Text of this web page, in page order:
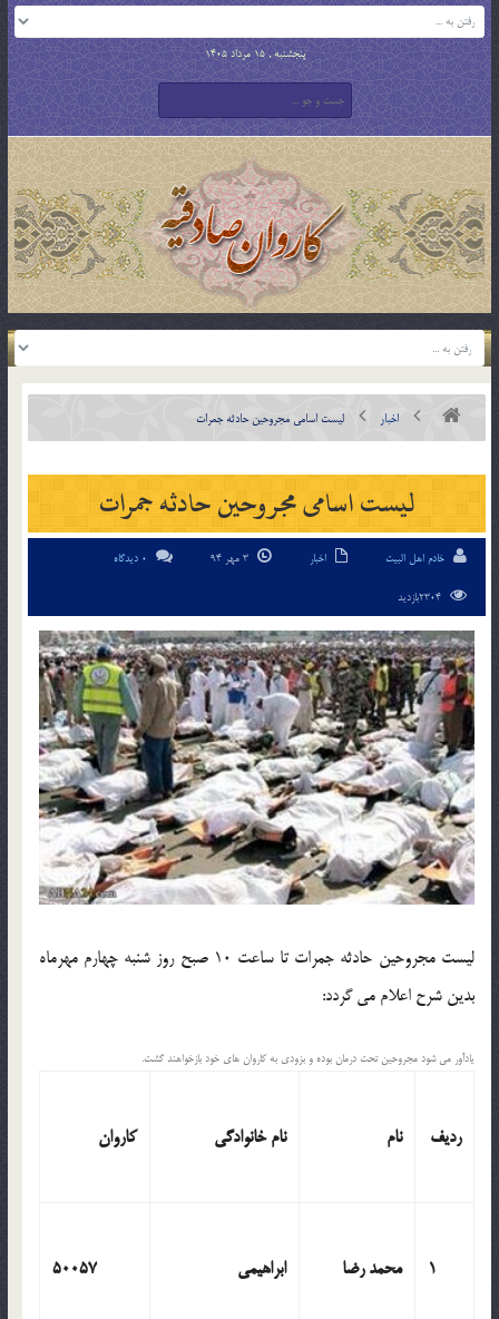
پنجشنبه , 15 مرداد 1405
اخبار لیست اسامی مجروحین حادثه جمرات
لیست اسامی مجروحین حادثه جمرات
خادم اهل البیت اخبار 0 دیدگاه
لیست مجروحین حادثه جمرات تا ساعت 10 صبح روز شنبه چهارم مهرماه
بدین شرح اعلام می گردد:
یادآور می شود مجروحین تحت درمان بوده و بزودی به کاروان های خود بازخواهند گشت.
ردیف نام نام خانوادگی کاروان
1 محمد رضا ابراهیمی 50057